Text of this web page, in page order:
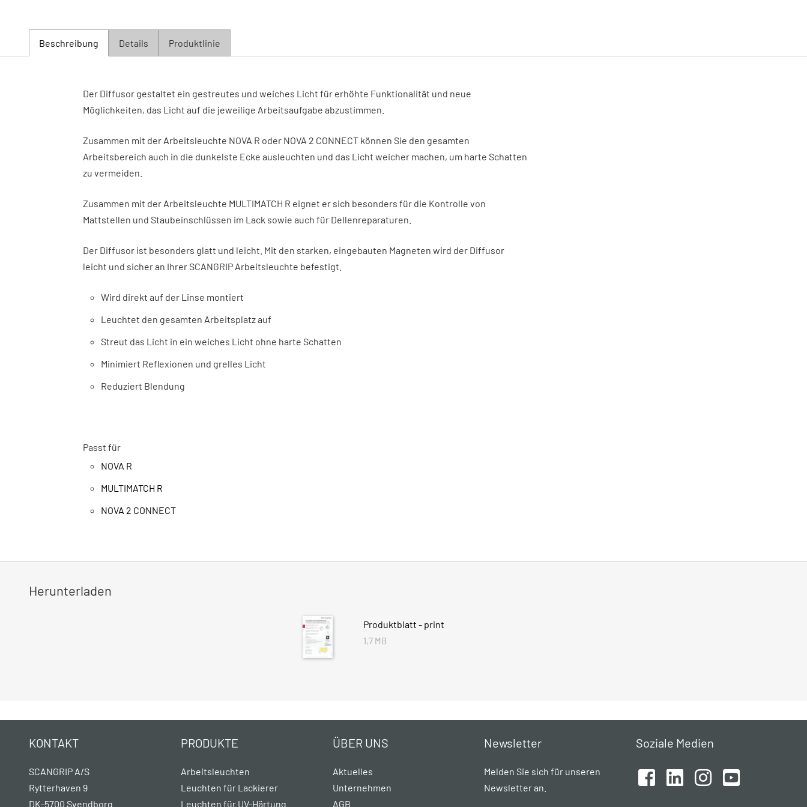
Beschreibung Details Produktlinie
Der Diffusor gestaltet ein gestreutes und weiches Licht für erhöhte Funktionalität und neue
Möglichkeiten, das Licht auf die jeweilige Arbeitsaufgabe abzustimmen.
Zusammen mit der Arbeitsleuchte NOVA R oder NOVA 2 CONNECT können Sie den gesamten
Arbeitsbereich auch in die dunkelste Ecke ausleuchten und das Licht weicher machen, um harte Schatten
zu vermeiden.
Zusammen mit der Arbeitsleuchte MULTIMATCH R eignet er sich besonders für die Kontrolle von
Mattstellen und Staubeinschlüssen im Lack sowie auch für Dellenreparaturen.
Der Diffusor ist besonders glatt und leicht. Mit den starken, eingebauten Magneten wird der Diffusor
leicht und sicher an Ihrer SCANGRIP Arbeitsleuchte befestigt.
Wird direkt auf der Linse montiert
Leuchtet den gesamten Arbeitsplatz auf
Streut das Licht in ein weiches Licht ohne harte Schatten
Minimiert Reflexionen und grelles Licht
Reduziert Blendung
Passt für
NOVA R
MULTIMATCH R
NOVA 2 CONNECT
Herunterladen
Produktblatt - print
1,7 MB
KONTAKT
SCANGRIP A/S
Rytterhaven 9
DK-5700 Svendborg
PRODUKTE
Arbeitsleuchten
Leuchten für Lackierer
Leuchten für UV-Härtung
ÜBER UNS
Aktuelles
Unternehmen
AGB
Newsletter
Melden Sie sich für unseren
Newsletter an.
Soziale Medien